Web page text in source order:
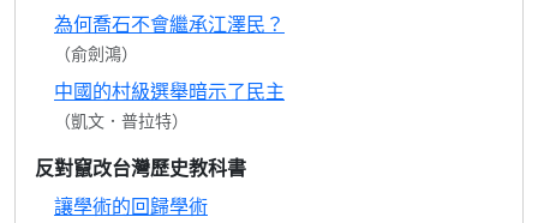
為何喬石不會繼承江澤民？
（俞劍鴻）
中國的村級選舉暗示了民主
（凱文．普拉特）
反對竄改台灣歷史教科書
讓學術的回歸學術